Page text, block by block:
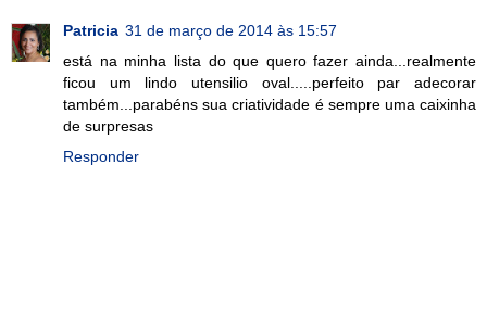
Patricia 31 de março de 2014 às 15:57
está na minha lista do que quero fazer ainda...realmente
ficou um lindo utensilio oval.....perfeito par adecorar
também...parabéns sua criatividade é sempre uma caixinha
de surpresas
Responder